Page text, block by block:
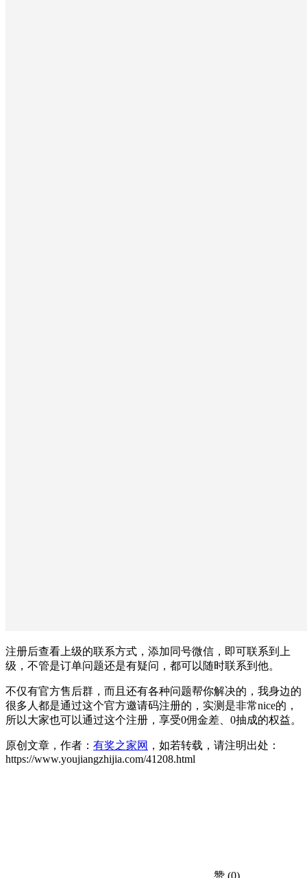
注册后查看上级的联系方式，添加同号微信，即可联系到上
级，不管是订单问题还是有疑问，都可以随时联系到他。
不仅有官方售后群，而且还有各种问题帮你解决的，我身边的
很多人都是通过这个官方邀请码注册的，实测是非常nice的，
所以大家也可以通过这个注册，享受0佣金差、0抽成的权益。
原创文章，作者： 有奖之家网 ，如若转载，请注明出处：
https://www.youjiangzhijia.com/41208.html
赞 (0)